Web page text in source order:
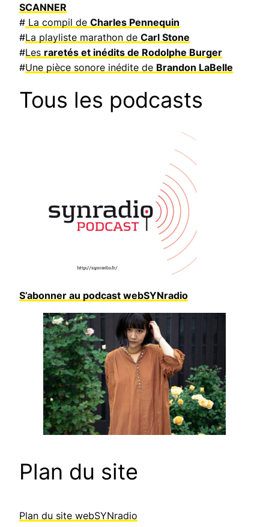
SCANNER
# La compil de Charles Pennequin
#La playliste marathon de Carl Stone
#Les raretés et inédits de Rodolphe Burger
#Une pièce sonore inédite de Brandon LaBelle
Tous les podcasts
S’abonner au podcast webSYNradio
Plan du site
Plan du site webSYNradio